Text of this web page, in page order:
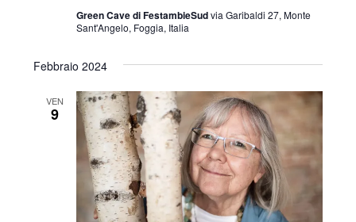
Green Cave di FestambieSudvia Garibaldi 27, Monte
Sant'Angelo, Foggia, Italia
Febbraio 2024
VEN
9